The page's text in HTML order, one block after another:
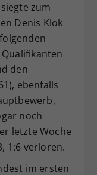
zum
Denis Klok
den
ebenfalls
noch
letzte Woche
1:6 verloren.
im ersten